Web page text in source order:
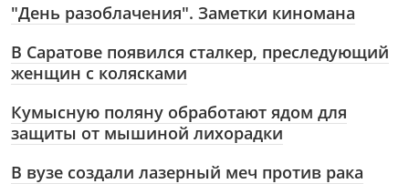
"День разоблачения". Заметки киномана
В Саратове появился сталкер, преследующий
женщин с колясками
Кумысную поляну обработают ядом для
защиты от мышиной лихорадки
В вузе создали лазерный меч против рака